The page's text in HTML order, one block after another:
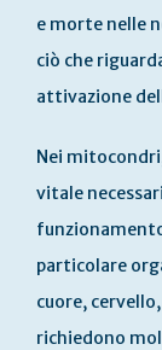
e morte nelle
ciò che
attivazione
Nei
vitale
particolare
cuore,
richiedono